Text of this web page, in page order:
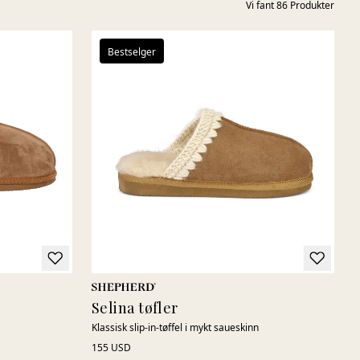
Vi fant86 Produkter
Bestselger
Selina tøfler
Klassisk slip-in-tøffel i mykt saueskinn
155 USD